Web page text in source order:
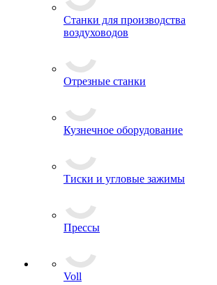
Станки для производства
воздуховодов
Отрезные станки
Кузнечное оборудование
Тиски и угловые зажимы
Прессы
Voll